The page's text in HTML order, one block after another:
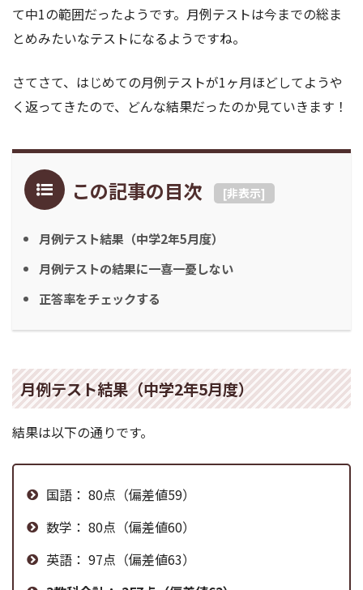
て中1の範囲だったようです。月例テストは今までの総ま
とめみたいなテストになるようですね。
さてさて、はじめての月例テストが1ヶ月ほどしてようや
く返ってきたので、どんな結果だったのか見ていきます！
この記事の目次 [非表示]
月例テスト結果（中学2年5月度）
月例テストの結果に一喜一憂しない
正答率をチェックする
月例テスト結果（中学2年5月度）
結果は以下の通りです。
国語： 80点（偏差値59）
数学： 80点（偏差値60）
英語： 97点（偏差値63）